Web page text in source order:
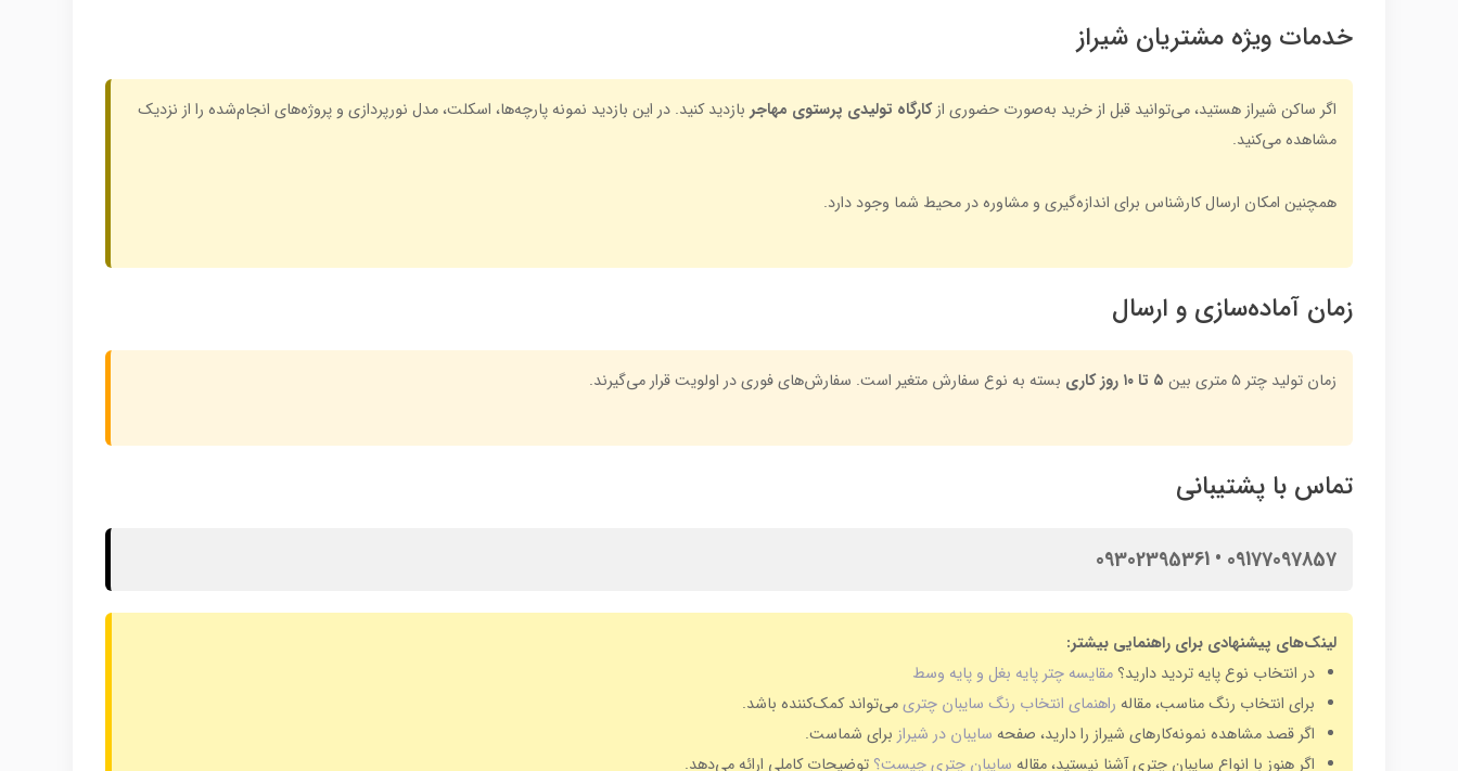
خدمات ویژه مشتریان شیراز
اگر ساکن شیراز هستید، می‌توانید قبل از خرید به‌صورت حضوری ازکارگاه تولیدی پرستوی مهاجر بازدید کنید. در این بازدید نمونه پارچه‌ها، اسکلت، مدل نورپردازی و پروژه‌های انجام‌شده را از نزدیک
مشاهده می‌کنید.
همچنین امکان ارسال کارشناس برای اندازه‌گیری و مشاوره در محیط شما وجود دارد.
زمان آماده‌سازی و ارسال
زمان تولید چتر ۵ متری بین ۵ تا ۱۰ روز کاری بسته به نوع سفارش متغیر است. سفارش‌های فوری در اولویت قرار می‌گیرند.
تماس با پشتیبانی
09177097857 • 09302395361
لینک‌های پیشنهادی برای راهنمایی بیشتر:
در انتخاب نوع پایه تردید دارید؟ مقایسه چتر پایه بغل و پایه وسط
برای انتخاب رنگ مناسب، مقاله راهنمای انتخاب رنگ سایبان چتریمی‌تواند کمک‌کننده باشد.
اگر قصد مشاهده نمونه‌کارهای شیراز را دارید، صفحه سایبان در شیراز برای شماست.
اگر هنوز با انواع سایبان چتری آشنا نیستید، مقاله سایبان چتری چیست؟ توضیحات کاملی ارائه می‌دهد.